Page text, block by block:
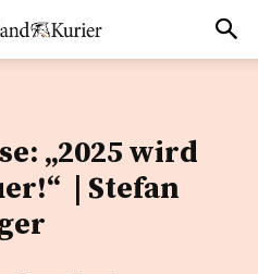
„2025 wird
| Stefan